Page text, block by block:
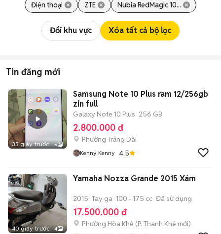
Điện thoại ZTE Nubia RedMagic 10...
Đổi khu vực Xóa tất cả bộ lọc
Tin đăng mới
35 giây trước 5
Samsung Note 10 Plus ram 12/256gb
zin full
Galaxy Note 10 Plus 256 GB
2.800.000 đ
Phường Trảng Dài
Kenny Kenny 4.5
40 giây trước 4
Yamaha Nozza Grande 2015 Xám
2015 Tay ga 100 - 175 cc Đã sử dụng
17.500.000 đ
Phường Hòa Khê (P. Thanh Khê mới)